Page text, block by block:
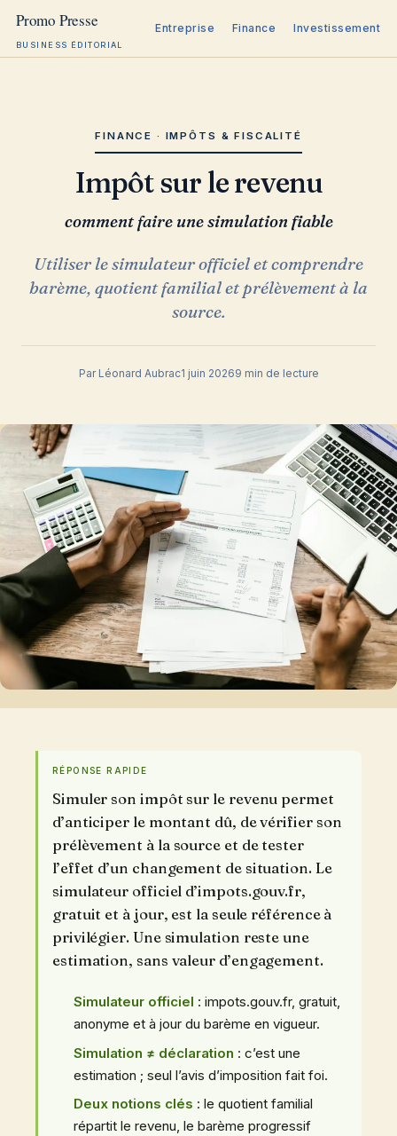
BUSINESS ÉDITORIAL
Entreprise Finance Investissement
FINANCE · IMPÔTS & FISCALITÉ
Impôt sur le revenu
comment faire une simulation fiable
Utiliser le simulateur officiel et comprendre
barème, quotient familial et prélèvement à la
source.
Par Léonard Aubrac1 juin 20269 min de lecture
RÉPONSE RAPIDE
Simuler son impôt sur le revenu permet
d’anticiper le montant dû, de vérifier son
prélèvement à la source et de tester
l’effet d’un changement de situation. Le
simulateur officiel d’impots.gouv.fr,
gratuit et à jour, est la seule référence à
privilégier. Une simulation reste une
estimation, sans valeur d’engagement.
Simulateur officiel : impots.gouv.fr, gratuit,
anonyme et à jour du barème en vigueur.
Simulation ≠ déclaration : c’est une
estimation ; seul l’avis d’imposition fait foi.
Deux notions clés : le quotient familial
répartit le revenu, le barème progressif